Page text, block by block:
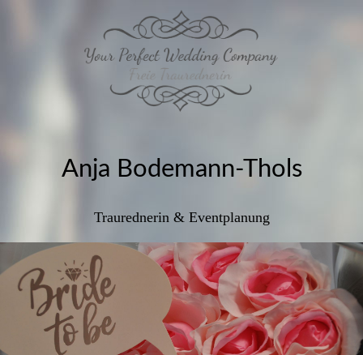
Anja Bodemann-Thols
Traurednerin & Eventplanung